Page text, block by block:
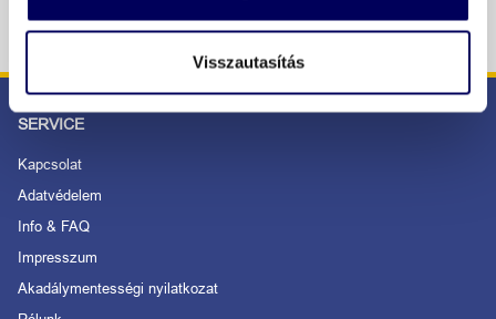
Visszautasítás
SERVICE
Kapcsolat
Adatvédelem
Info & FAQ
Impresszum
Akadálymentességi nyilatkozat